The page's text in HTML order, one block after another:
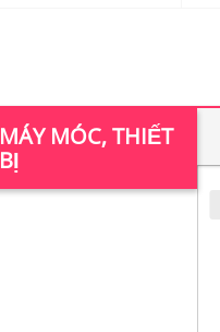
MÁY MÓC, THIẾT
BỊ